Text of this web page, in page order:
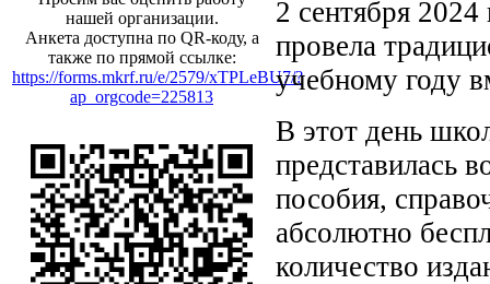
нашей организации.
Анкета доступна по QR-коду, а
также по прямой ссылке:
https://forms.mkrf.ru/e/2579/xTPLeBU7/?
ap_orgcode=225813
2 сентября
провела
учебному году
В этот день
представилась
пособия,
абсолютно
количество